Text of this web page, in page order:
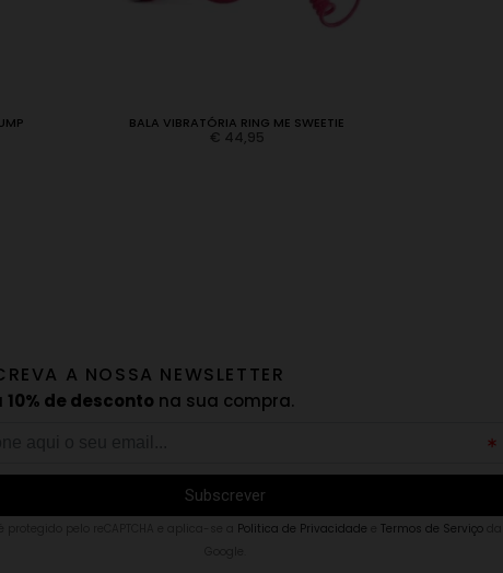
BALA VIBRATÓRIA RING ME SWEETIE
€ 44,95
A NOSSA NEWSLETTER
10% de desconto na sua compra.
Politica de Privacidade Termos de Serviço